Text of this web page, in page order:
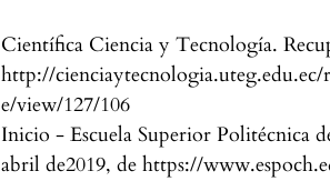
Científica Ciencia y Tecnología.
http://
e/view/127/106
Inicio - Escuela Superior Politécnica
abril de2019, de https://